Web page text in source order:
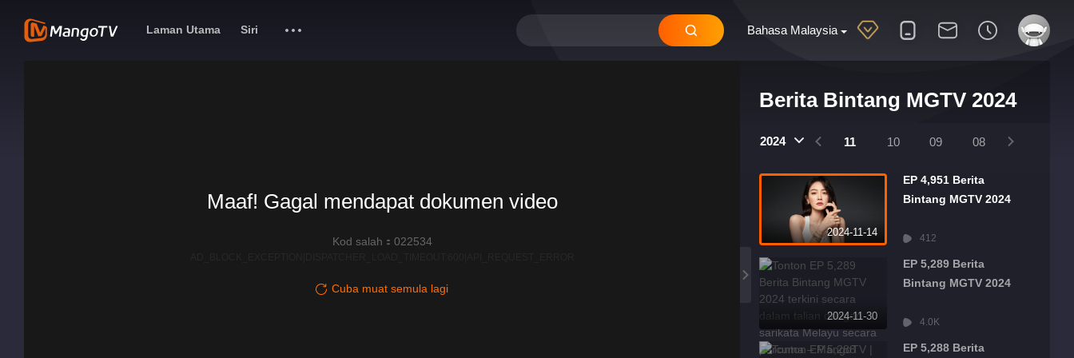
Bahasa Malaysia
Laman Utama Siri
Berita Bintang MGTV 2024
2024
01 12 11 10 09 08
2024-11-14
EP 4,951 Berita
Bintang MGTV 2024
412
2024-11-30
EP 5,289 Berita
Bintang MGTV 2024
4.0K
EP 5,288 Berita
Maaf! Gagal mendapat dokumen video
Kod salah：022534
Cuba muat semula lagi